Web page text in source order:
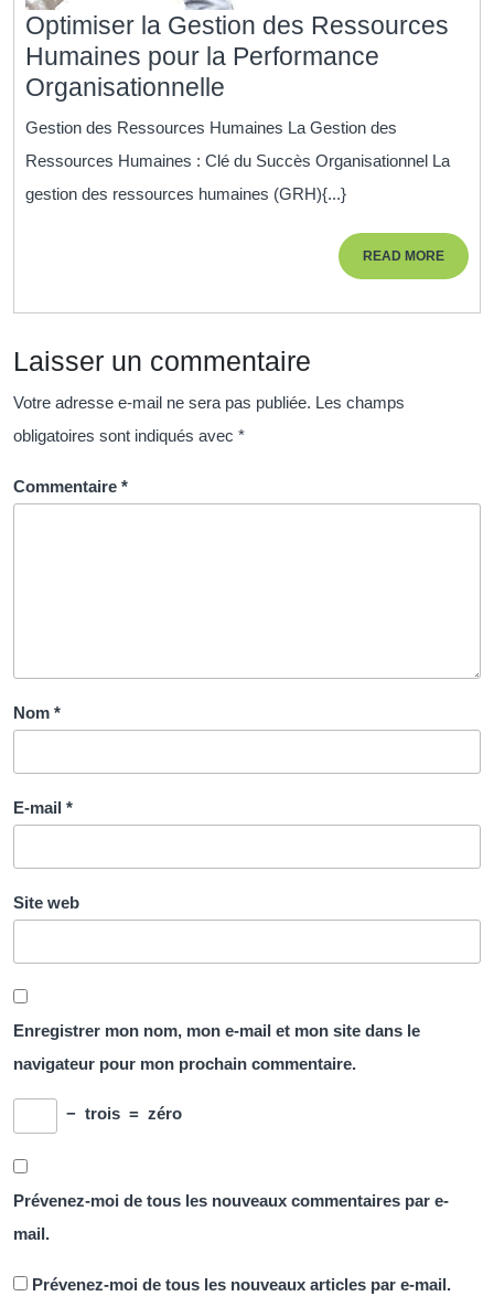
Optimiser la Gestion des Ressources
Humaines pour la Performance
Organisationnelle
Gestion
Ressources
Organisationnelle
Gestion des Ressources Humaines La Gestion des
Ressources Humaines : Clé du Succès Organisationnel La
gestion des ressources humaines (GRH){...}
READ MOREREAD
MORE
Laisser un commentaire
Votre adresse e-mail ne sera pas publiée. Les champs
obligatoires sont indiqués avec *
Commentaire *
Nom *
E-mail *
Site web
Enregistrer mon nom, mon e-mail et mon site dans le
navigateur pour mon prochain commentaire.
− trois = zéro
Prévenez-moi de tous les nouveaux commentaires par e-
mail.
Prévenez-moi de tous les nouveaux articles par e-mail.